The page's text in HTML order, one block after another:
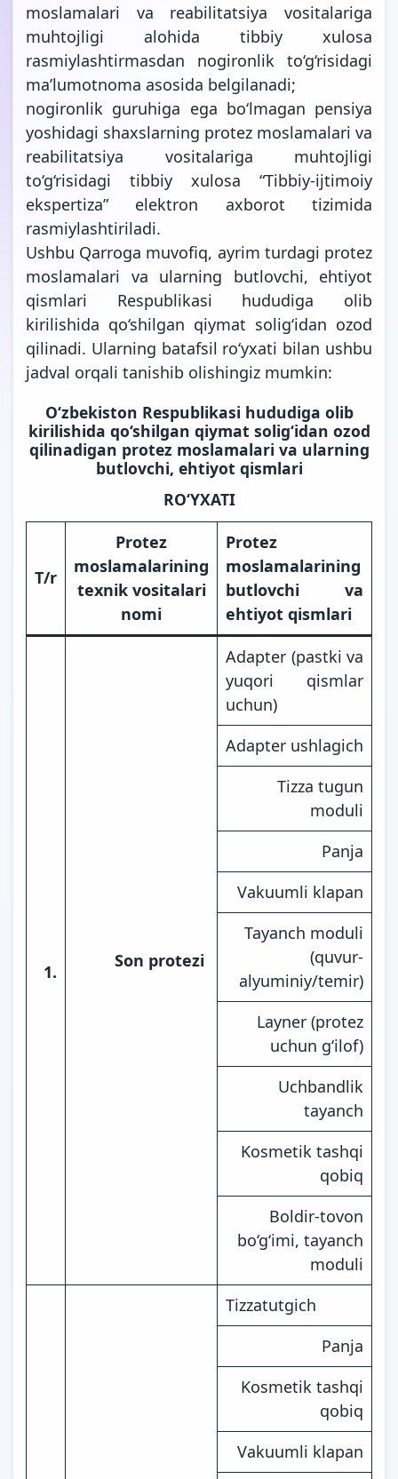
moslamalari va reabilitatsiya vositalariga
muhtojligi alohida tibbiy xulosa
rasmiylashtirmasdan nogironlik to‘g‘risidagi
ma’lumotnoma asosida belgilanadi;
nogironlik guruhiga ega bo‘lmagan pensiya
yoshidagi shaxslarning protez moslamalari va
reabilitatsiya vositalariga muhtojligi
to‘g‘risidagi tibbiy xulosa “Tibbiy-ijtimoiy
ekspertiza” elektron axborot tizimida
rasmiylashtiriladi.
Ushbu Qarroga muvofiq, ayrim turdagi protez
moslamalari va ularning butlovchi, ehtiyot
qismlari Respublikasi hududiga olib
kirilishida qo‘shilgan qiymat solig‘idan ozod
qilinadi. Ularning batafsil ro‘yxati bilan ushbu
jadval orqali tanishib olishingiz mumkin:
O‘zbekiston Respublikasi hududiga olib
kirilishida qo‘shilgan qiymat solig‘idan ozod
qilinadigan protez moslamalari va ularning
butlovchi, ehtiyot qismlari
RO‘YXATI
T/r
Protez
moslamalarining
texnik vositalari
nomi
Protez
moslamalarining
butlovchi va
ehtiyot qismlari
1.
Son protezi
Adapter (pastki va
yuqori qismlar
uchun)
Adapter ushlagich
Tizza tugun
moduli
Panja
Vakuumli klapan
Tayanch moduli
(quvur-
alyuminiy/temir)
Layner (protez
uchun g‘ilof)
Uchbandlik
tayanch
Kosmetik tashqi
qobiq
Boldir-tovon
bo‘g‘imi, tayanch
moduli
Tizzatutgich
Panja
Kosmetik tashqi
qobiq
Vakuumli klapan